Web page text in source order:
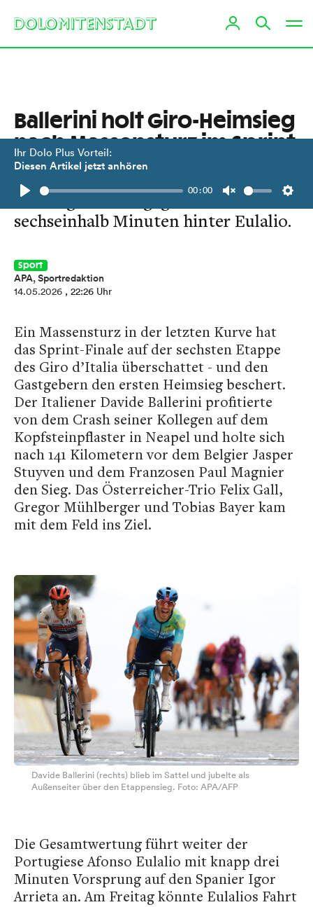
Ihr Dolo Plus Vorteil:
Diesen Artikel jetzt anhören
Play
00:00
Unmute
Ballerini holt Giro-Heimsieg
nach Massensturz im Sprint
Felix Gall kam mit dem Feld ins Ziel
und liegt wie Vingegaard rund
sechseinhalb Minuten hinter Eulalio.
Sport
APA, Sportredaktion
14.05.2026 , 22:26 Uhr
Ein Massensturz in der letzten Kurve hat
das Sprint-Finale auf der sechsten Etappe
des Giro d’Italia überschattet - und den
Gastgebern den ersten Heimsieg beschert.
Der Italiener Davide Ballerini profitierte
von dem Crash seiner Kollegen auf dem
Kopfsteinpflaster in Neapel und holte sich
nach 141 Kilometern vor dem Belgier Jasper
Stuyven und dem Franzosen Paul Magnier
den Sieg. Das Österreicher-Trio Felix Gall,
Gregor Mühlberger und Tobias Bayer kam
mit dem Feld ins Ziel.
Davide Ballerini (rechts) blieb im Sattel und jubelte als
Außenseiter über den Etappensieg. Foto: APA/AFP
Die Gesamtwertung führt weiter der
Portugiese Afonso Eulalio mit knapp drei
Minuten Vorsprung auf den Spanier Igor
Arrieta an. Am Freitag könnte Eulalios Fahrt